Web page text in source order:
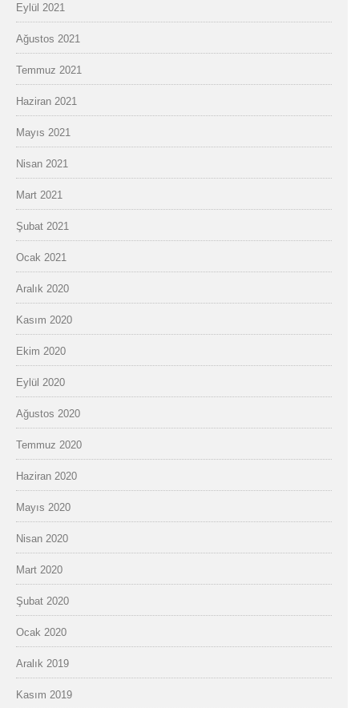
Eylül 2021
Ağustos 2021
Temmuz 2021
Haziran 2021
Mayıs 2021
Nisan 2021
Mart 2021
Şubat 2021
Ocak 2021
Aralık 2020
Kasım 2020
Ekim 2020
Eylül 2020
Ağustos 2020
Temmuz 2020
Haziran 2020
Mayıs 2020
Nisan 2020
Mart 2020
Şubat 2020
Ocak 2020
Aralık 2019
Kasım 2019